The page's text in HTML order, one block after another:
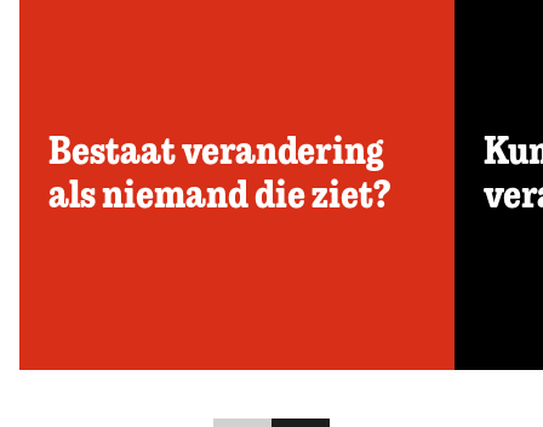
Bestaat verandering
als niemand die ziet?